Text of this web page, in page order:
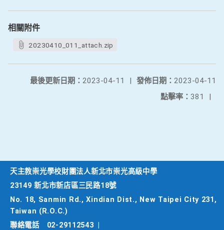
相關附件
20230410_011_attach.zip
發佈日期： 2023-04-11
最後更新日期： 2023-04-11
|
點擊率： 381 |
天主教崇光學校財團法人新北市崇光高級中學
23149 新北市新店區三民路18號
No. 18, Sanmin Rd., Xindian Dist., New Taipei City 231,
Taiwan (R.O.C.)
聯絡電話
02-29112543